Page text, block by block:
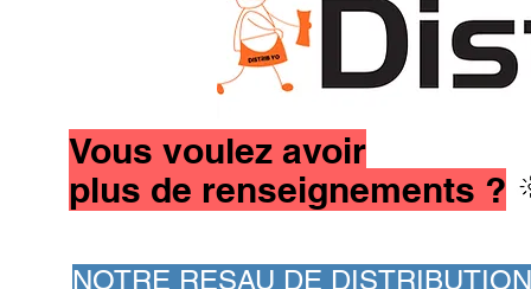
Vous voulez avoir
plus de renseignements ?
NOTRE RESAU DE DISTRIBUTION